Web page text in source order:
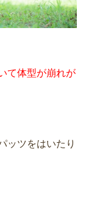
て体型が崩れが
ッツをはいたり